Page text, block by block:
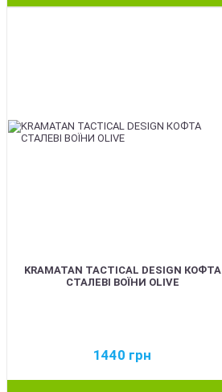
KRAMATAN TACTICAL DESIGN КОФТА
СТАЛЕВІ ВОЇНИ OLIVE
1440 грн